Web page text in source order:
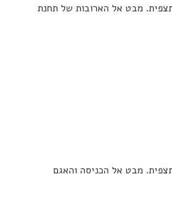
- תצפית. מבט אל הארובות של תחנת